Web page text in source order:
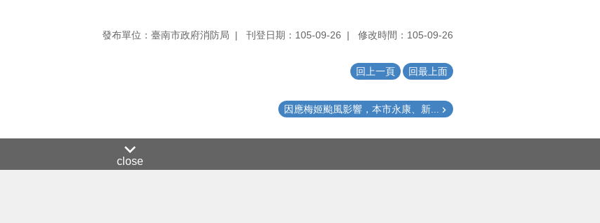
發布單位：臺南市政府消防局 刊登日期：105-09-26 修改時間：105-09-26
回上一頁 回最上面
因應梅姬颱風影響，本市永康、新...
close